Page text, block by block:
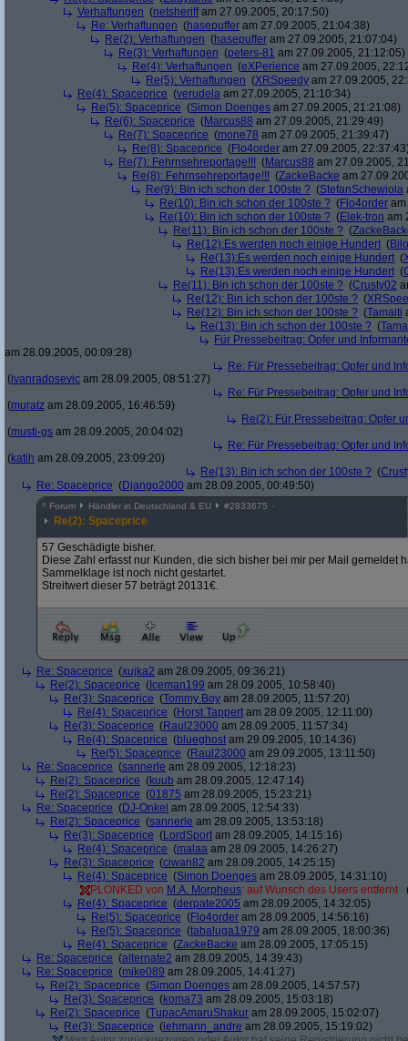
Verhaftungen (netsheriffam 27.09.2005, 20:17:50)
Re: Verhaftungen (hasepuffer am 27.09.2005, 21:04:38)
Re(2): Verhaftungen (hasepuffer am 27.09.2005, 21:07:04)
Re(3): Verhaftungen (peters-81 am 27.09.2005, 21:12:05)
Re(4): Verhaftungen (eXPerience am 27.09.2005,
Re(5): Verhaftungen (XRSpeedy am 27.09.2005,
Re(4): Spaceprice (verudela am 27.09.2005, 21:10:34)
Re(5): Spaceprice (Simon Doenges am 27.09.2005, 21:21:08)
Re(6): Spaceprice (Marcus88 am 27.09.2005, 21:29:49)
Re(7): Spaceprice (mone78 am 27.09.2005, 21:39:47)
Re(8): Spaceprice (Flo4order am 27.09.2005,
Re(7): Fehrnsehreportage!!! (Marcus88 am 27.09.2005,
Re(8): Fehrnsehreportage!!! (ZackeBacke am
Re(9): Bin ich schon der 100ste ? (StefanSchewiola
Re(10): Bin ich schon der 100ste ? (Flo4order
Re(10): Bin ich schon der 100ste ? (Elek-tron am
Re(11): Bin ich schon der 100ste ? (
Re(12):Es werden noch einige Hundert (
Re(13):Es werden noch einige Hundert (
Re(13):Es werden noch einige Hundert (
Re(11): Bin ich schon der 100ste ? (Crusty02
Re(12): Bin ich schon der 100ste ? (
Re(12): Bin ich schon der 100ste ? (Tamaiti
Re(13): Bin ich schon der 100ste ? (
Für Pressebeitrag: Opfer und
am 28.09.2005, 00:09:28)
Re: Für Pressebeitrag: Opfer und
(ivanradosevic am 28.09.2005, 08:51:27)
Re: Für Pressebeitrag: Opfer und
(muratz am 28.09.2005, 16:46:59)
Re(2): Für Pressebeitrag: Opfer
(musti-gs am 28.09.2005, 20:04:02)
Re: Für Pressebeitrag: Opfer und
(katih am 28.09.2005, 23:09:20)
Re(13): Bin ich schon der 100ste ? (
Re: Spaceprice (Django2000 am 28.09.2005, 00:49:50)
^ Forum Händler in Deutschland & EU #2833675
Re(2): Spaceprice
57 Geschädigte bisher.
Diese Zahl erfasst nur Kunden, die sich bisher bei mir per Mail gemeldet
Sammelklage ist noch nicht gestartet.
Streitwert dieser 57 beträgt 20131€.
Re: Spaceprice (xujka2 am 28.09.2005, 09:36:21)
Re(2): Spaceprice ( Iceman199 am 28.09.2005, 10:58:40)
Re(3): Spaceprice (Tommy Boy am 28.09.2005, 11:57:20)
Re(4): Spaceprice (Horst Tappert am 28.09.2005, 12:11:00)
Re(3): Spaceprice (Raul23000 am 28.09.2005, 11:57:34)
Re(4): Spaceprice (blueghost am 29.09.2005, 10:14:36)
Re(5): Spaceprice (Raul23000 am 29.09.2005, 13:11:50)
Re: Spaceprice (sannerle am 28.09.2005, 12:18:23)
Re(2): Spaceprice (kuub am 28.09.2005, 12:47:14)
Re(2): Spaceprice (01875 am 28.09.2005, 15:23:21)
Re: Spaceprice (DJ-Onkel am 28.09.2005, 12:54:33)
Re(2): Spaceprice (sannerle am 28.09.2005, 13:53:18)
Re(3): Spaceprice (LordSport am 28.09.2005, 14:15:16)
Re(4): Spaceprice (malaa am 28.09.2005, 14:26:27)
Re(3): Spaceprice (ciwan82 am 28.09.2005, 14:25:15)
Re(4): Spaceprice (Simon Doenges am 28.09.2005, 14:31:10)
PLONKED von M.A. Morpheus: auf Wunsch des Users entfernt
Re(4): Spaceprice (derpate2005 am 28.09.2005, 14:32:05)
Re(5): Spaceprice (Flo4order am 28.09.2005, 14:56:16)
Re(5): Spaceprice (tabaluga1979 am 28.09.2005, 18:00:36)
Re(4): Spaceprice (ZackeBacke am 28.09.2005, 17:05:15)
Re: Spaceprice (alternate2 am 28.09.2005, 14:39:43)
Re: Spaceprice (mike089 am 28.09.2005, 14:41:27)
Re(2): Spaceprice (Simon Doenges am 28.09.2005, 14:57:57)
Re(3): Spaceprice (koma73 am 28.09.2005, 15:03:18)
Re(2): Spaceprice (TupacAmaruShakur am 28.09.2005, 15:02:07)
Re(3): Spaceprice ( lehmann_andre am 28.09.2005, 15:19:02)